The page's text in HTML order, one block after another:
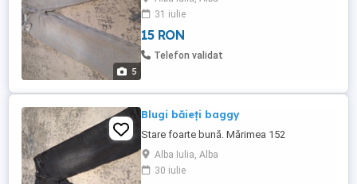
5
31 iulie
15 RON
Telefon validat
Blugi băieți baggy
Stare foarte bună. Mărimea 152
Alba Iulia, Alba
30 iulie